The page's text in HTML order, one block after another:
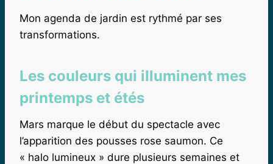
Mon agenda de jardin est rythmé par ses
transformations.
Les couleurs qui illuminent mes
printemps et étés
Mars marque le début du spectacle avec
l’apparition des pousses rose saumon. Ce
« halo lumineux » dure plusieurs semaines et